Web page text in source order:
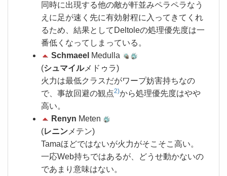
同時に出現する他の敵が軒並みペラペラなう
えに足が速く先に有効射程に入ってきてくれ
るため、結果としてDeltoleの処理優先度は一
番低くなってしまっている。
Schmaeel Medulla
(シュマイルメドゥラ)
火力は最低クラスだがワープ妨害持ちなの
で、事故回避の観点2)から処理優先度はやや
高い。
Renyn Meten
(レニン メテン)
Tamaほどではないが火力がそこそこ高い。
一応Web持ちではあるが、どうせ動かないの
であまり意味はない。